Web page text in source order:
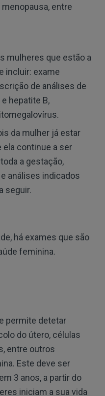
entre
mulheres que estão a
incluir: exame
de análises de
hepatite B,
da mulher já estar
ela continue a ser
a gestação,
análises indicados
seguir.
há exames que são
feminina.
permite detetar
do útero, células
entre outros
Este deve ser
3 anos, a partir do
iniciam a sua vida